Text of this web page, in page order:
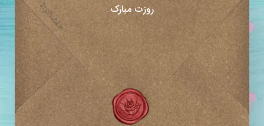
روزت مبارک